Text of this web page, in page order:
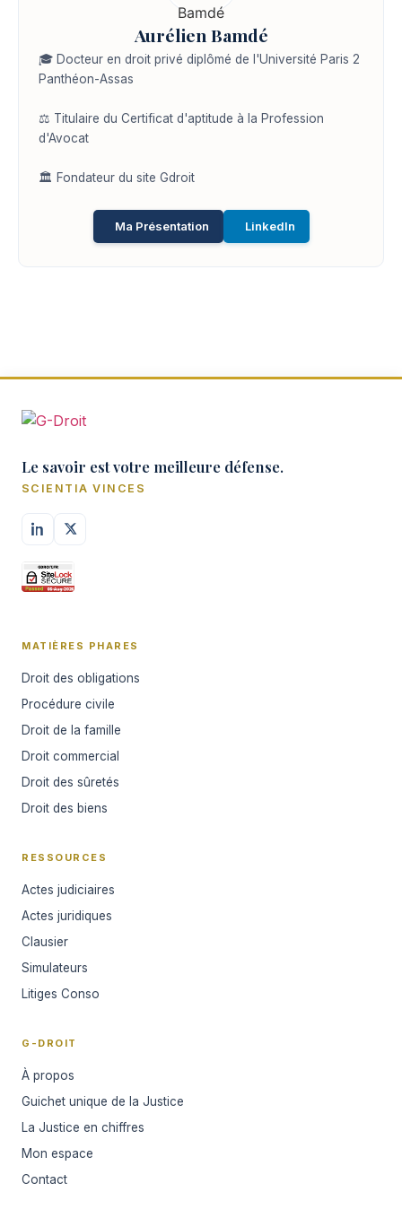
Aurélien Bamdé
🎓 Docteur en droit privé diplômé de l'Université Paris 2
Panthéon-Assas
⚖️ Titulaire du Certificat d'aptitude à la Profession
d'Avocat
🏛️ Fondateur du site Gdroit
Ma Présentation LinkedIn
Le savoir est votre meilleure défense.
SCIENTIA VINCES
MATIÈRES PHARES
Droit des obligations
Procédure civile
Droit de la famille
Droit commercial
Droit des sûretés
Droit des biens
RESSOURCES
Actes judiciaires
Actes juridiques
Clausier
Simulateurs
Litiges Conso
G-DROIT
À propos
Guichet unique de la Justice
La Justice en chiffres
Mon espace
Contact